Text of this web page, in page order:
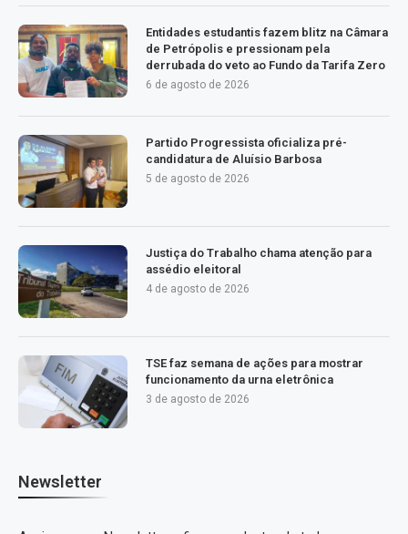
Entidades estudantis fazem blitz na Câmara
de Petrópolis e pressionam pela
derrubada do veto ao Fundo da Tarifa Zero
6 de agosto de 2026
Partido Progressista oficializa pré-
candidatura de Aluísio Barbosa
5 de agosto de 2026
Justiça do Trabalho chama atenção para
assédio eleitoral
4 de agosto de 2026
TSE faz semana de ações para mostrar
funcionamento da urna eletrônica
3 de agosto de 2026
Newsletter